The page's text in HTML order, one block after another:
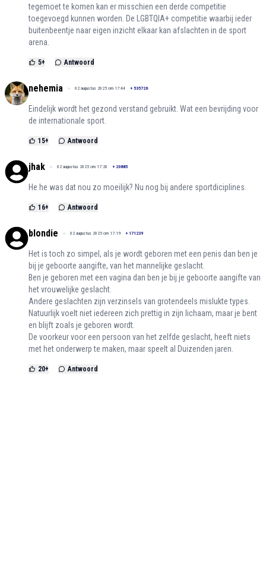
tegemoet te komen kan er misschien een derde competitie
toegevoegd kunnen worden. De LGBTQIA+ competitie waarbij ieder
buitenbeentje naar eigen inzicht elkaar kan afslachten in de sport
arena.
5+ Antwoord
nehemia 02 augustus 2025 om 17:44 + 535726
Eindelijk wordt het gezond verstand gebruikt. Wat een bevrijding voor
de internationale sport.
15+ Antwoord
jhak 02 augustus 2025 om 17:20 + 20885
He he was dat nou zo moeilijk? Nu nog bij andere sportdiciplines.
16+ Antwoord
blondie 02 augustus 2025 om 17:19 + 171239
Het is toch zo simpel, als je wordt geboren met een penis dan ben je
bij je geboorte aangifte, van het mannelijke geslacht.
Ben je geboren met een vagina dan ben je bij je geboorte aangifte van
het vrouwelijke geslacht.
Andere geslachten zijn verzinsels van grotendeels mislukte types.
Natuurlijk voelt niet iedereen zich prettig in zijn lichaam, maar je bent
en blijft zoals je geboren wordt.
De voorkeur voor een persoon van het zelfde geslacht, heeft niets
met het onderwerp te maken, maar speelt al Duizenden jaren.
20+ Antwoord